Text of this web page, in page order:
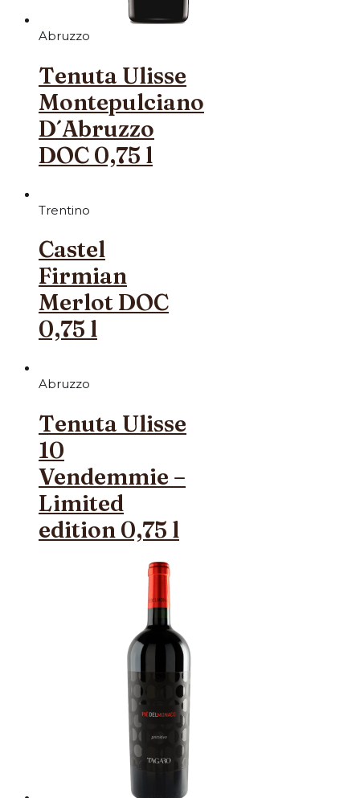
Abruzzo
Tenuta Ulisse
Montepulciano
D´Abruzzo
DOC 0,75 l
Trentino
Castel
Firmian
Merlot DOC
0,75 l
Abruzzo
Tenuta Ulisse
10
Vendemmie –
Limited
edition 0,75 l